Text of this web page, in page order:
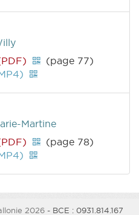
(page 77)
Martine
(page 78)
2026 - BCE : 0931.814.167